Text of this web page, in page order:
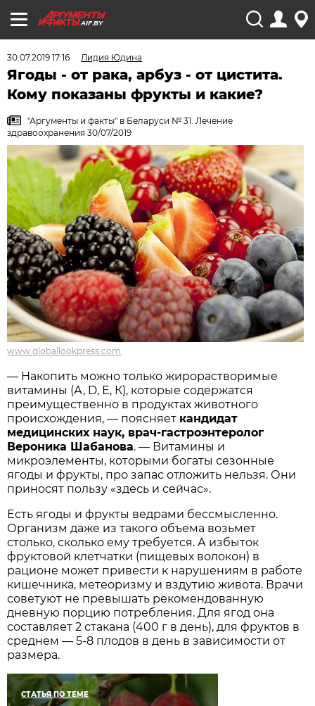
AIF.BY
30.07.2019 17:16 Лидия Юдина
Ягоды - от рака, арбуз - от цистита.
Кому показаны фрукты и какие?
"Аргументы и факты" в Беларуси № 31. Лечение
здравоохранения 30/07/2019
www.globallookpress.com
— Накопить можно только жирорастворимые
витамины (А, D, Е, К), которые содержатся
преимущественно в продуктах животного
происхождения, — поясняет кандидат
медицинских наук, врач-гастроэнтеролог
Вероника Шабанова. — Витамины и
микроэлементы, которыми богаты сезонные
ягоды и фрукты, про запас отложить нельзя. Они
приносят пользу «здесь и сейчас».
Есть ягоды и фрукты ведрами бессмысленно.
Организм даже из такого объема возьмет
столько, сколько ему требуется. А избыток
фруктовой клетчатки (пищевых волокон) в
рационе может привести к нарушениям в работе
кишечника, метеоризму и вздутию живота. Врачи
советуют не превышать рекомендованную
дневную порцию потребления. Для ягод она
составляет 2 стакана (400 г в день), для фруктов в
среднем — 5-8 плодов в день в зависимости от
размера.
СТАТЬЯ ПО ТЕМЕ